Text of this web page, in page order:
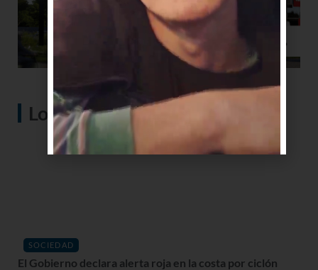
Lo más visto
SOCIEDAD
El Gobierno declara alerta roja en la costa por ciclón